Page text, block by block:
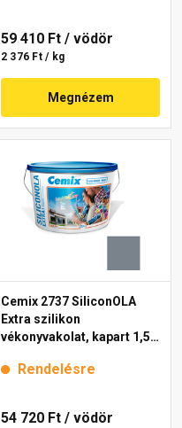
59 410 Ft / vödör
2 376 Ft / kg
Megnézem
Cemix 2737 SiliconOLA
Extra szilikon
vékonyvakolat, kapart 1,5
Rendelésre
54 720 Ft / vödör